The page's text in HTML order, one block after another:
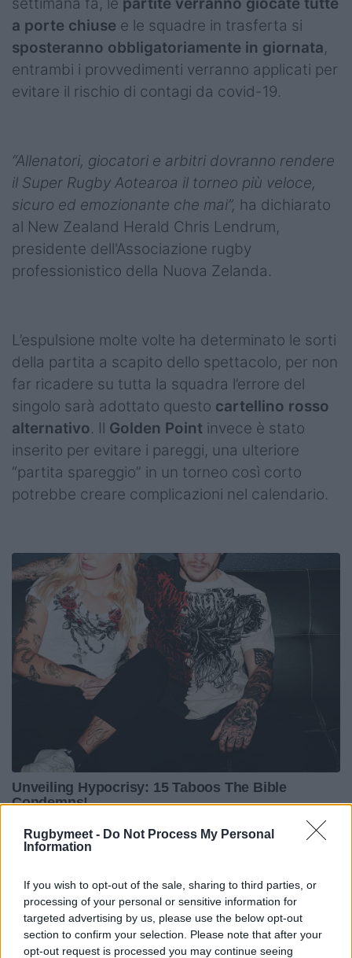
Rugbymeet - Do Not Process My Personal
Information
If you wish to opt-out of the sale, sharing to third parties, or
processing of your personal or sensitive information for
targeted advertising by us, please use the below opt-out
section to confirm your selection. Please note that after your
opt-out request is processed you may continue seeing
settimana fa, le partite verranno giocate tutte
a porte chiuse e le squadre in trasferta si
sposteranno obbligatoriamente in giornata,
entrambi i provvedimenti verranno applicati per
evitare il rischio di contagi da covid-19.
“Allenatori, giocatori e arbitri dovranno rendere
il Super Rugby Aotearoa il torneo più veloce,
sicuro ed emozionante che mai”, ha dichiarato
al New Zealand Herald Chris Lendrum,
presidente dell'Associazione rugby
professionistico della Nuova Zelanda.
L’espulsione molte volte ha determinato le sorti
della partita a scapito dello spettacolo, per non
far ricadere su tutta la squadra l’errore del
singolo sarà adottato questo cartellino rosso
alternativo. Il Golden Point invece è stato
inserito per evitare i pareggi, una ulteriore
“partita spareggio” in un torneo così corto
potrebbe creare complicazioni nel calendario.